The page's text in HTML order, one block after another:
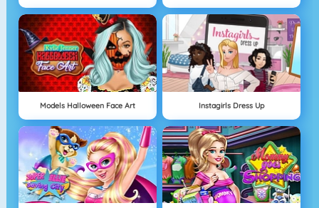
Models Halloween Face Art Instagirls Dress Up